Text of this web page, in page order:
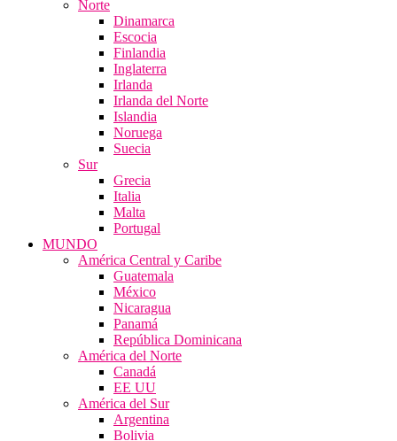
Norte
Dinamarca
Escocia
Finlandia
Inglaterra
Irlanda
Irlanda del Norte
Islandia
Noruega
Suecia
Sur
Grecia
Italia
Malta
Portugal
MUNDO
América Central y Caribe
Guatemala
México
Nicaragua
Panamá
República Dominicana
América del Norte
Canadá
EE UU
América del Sur
Argentina
Bolivia